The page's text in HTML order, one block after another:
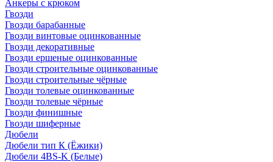
Анкеры с крюком
Гвозди
Гвозди барабанные
Гвозди винтовые оцинкованные
Гвозди декоративные
Гвозди ершеные оцинкованные
Гвозди строительные оцинкованные
Гвозди строительные чёрные
Гвозди толевые оцинкованные
Гвозди толевые чёрные
Гвозди финишные
Гвозди шиферные
Дюбели
Дюбели тип К (Ёжики)
Дюбели 4BS-K (Белые)